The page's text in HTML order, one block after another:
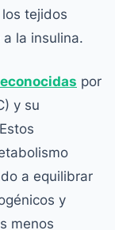
tejidos
la insulina.
por
y su
a equilibrar
y
menos